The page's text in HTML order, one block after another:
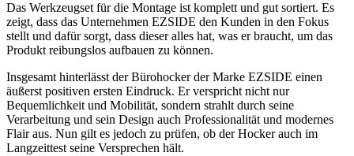
Das Werkzeugset für die Montage ist komplett und gut sortiert. Es
zeigt, dass das Unternehmen EZSIDE den Kunden in den Fokus
stellt und dafür sorgt, dass dieser alles hat, was er braucht, um das
Produkt reibungslos aufbauen zu können.
Insgesamt hinterlässt der Bürohocker der Marke EZSIDE einen
äußerst positiven ersten Eindruck. Er verspricht nicht nur
Bequemlichkeit und Mobilität, sondern strahlt durch seine
Verarbeitung und sein Design auch Professionalität und modernes
Flair aus. Nun gilt es jedoch zu prüfen, ob der Hocker auch im
Langzeittest seine Versprechen hält.